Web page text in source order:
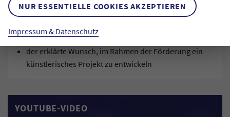
NUR ESSENTIELLE COOKIES AKZEPTIEREN
Impressum & Datenschutz
eine sozial engagierte und am Austausch interessierte
ein hohes Reflexionsvermögen
der erklärte Wunsch, im Rahmen der Förderung ein
künstlerisches Projekt zu entwickeln
YOUTUBE-VIDEO